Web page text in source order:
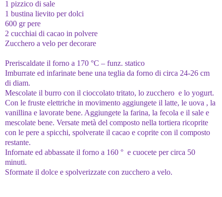
1 pizzico di sale
1 bustina lievito per dolci
600 gr pere
2 cucchiai di cacao in polvere
Zucchero a velo per decorare
Preriscaldate il forno a 170 °C – funz. statico
Imburrate ed infarinate bene una teglia da forno di circa 24-26 cm
di diam.
Mescolate il burro con il cioccolato tritato, lo zucchero e lo yogurt.
Con le fruste elettriche in movimento aggiungete il latte, le uova , la
vanillina e lavorate bene. Aggiungete la farina, la fecola e il sale e
mescolate bene. Versate metà del composto nella tortiera ricoprite
con le pere a spicchi, spolverate il cacao e coprite con il composto
restante.
Infornate ed abbassate il forno a 160 ° e cuocete per circa 50
minuti.
Sformate il dolce e spolverizzate con zucchero a velo.